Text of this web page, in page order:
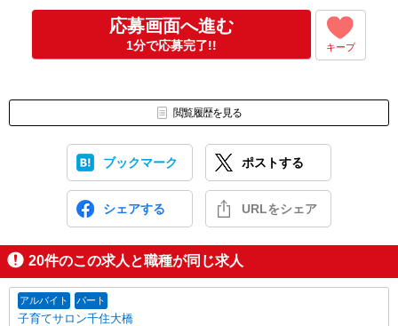
応募画面へ進む
1分で応募完了!! キープ
閲覧履歴を見る
ブックマーク ポストする
シェアする URLをシェア
20件のこの求人と職種が同じ求人
アルバイト パート
子育てサロン千住大橋